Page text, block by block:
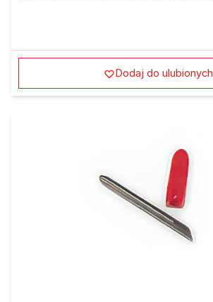
Dodaj do ulubionych